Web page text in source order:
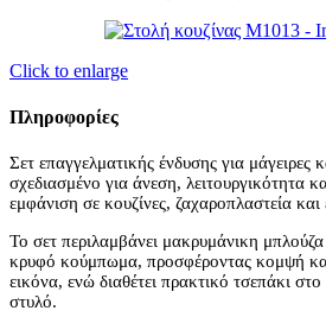
Click to enlarge
Πληροφορίες
Σετ επαγγελματικής ένδυσης για μάγειρες
σχεδιασμένο για άνεση, λειτουργικότητα
εμφάνιση σε κουζίνες, ζαχαροπλαστεία και
Το σετ περιλαμβάνει μακρυμάνικη
κρυφό κούμπωμα, προσφέροντας κομψή
εικόνα, ενώ διαθέτει πρακτικό τσεπάκι στο
στυλό.